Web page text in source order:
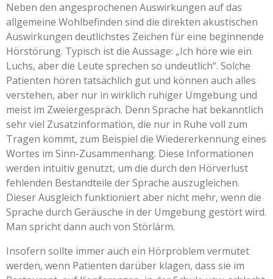
Neben den angesprochenen Auswirkungen auf das
allgemeine Wohlbefinden sind die direkten akustischen
Auswirkungen deutlichstes Zeichen für eine beginnende
Hörstörung. Typisch ist die Aussage: „Ich höre wie ein
Luchs, aber die Leute sprechen so undeutlich“. Solche
Patienten hören tatsächlich gut und können auch alles
verstehen, aber nur in wirklich ruhiger Umgebung und
meist im Zweiergespräch. Denn Sprache hat bekanntlich
sehr viel Zusatzinformation, die nur in Ruhe voll zum
Tragen kommt, zum Beispiel die Wiedererkennung eines
Wortes im Sinn-Zusammenhang. Diese Informationen
werden intuitiv genutzt, um die durch den Hörverlust
fehlenden Bestandteile der Sprache auszugleichen.
Dieser Ausgleich funktioniert aber nicht mehr, wenn die
Sprache durch Geräusche in der Umgebung gestört wird.
Man spricht dann auch von Störlärm.
Insofern sollte immer auch ein Hörproblem vermutet
werden, wenn Patienten darüber klagen, dass sie im